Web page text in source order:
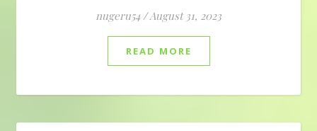
nugeru54 /August 31, 2023
READ MORE